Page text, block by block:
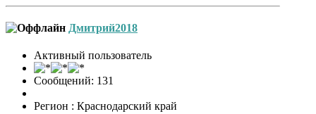
Дмитрий2018
Активный пользователь
Сообщений: 131
Регион : Краснодарский край